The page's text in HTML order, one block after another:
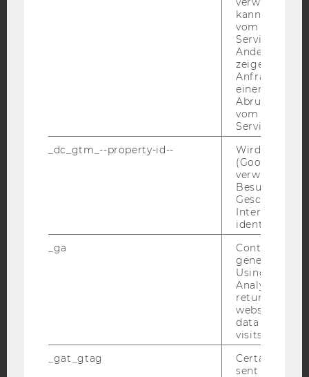
Blog
Bluesky
BARRIEREFREIHEITSERKLÄRUNG WEBSEITE
DATENSCHUTZERKLÄRUNG SOCIAL MEDIA
STUDIENBEWERBER*INNEN UND STUDIERENDE
Barrierefreiheitserklärung
kann, um
vom AMP-
Service
Andere
zeigen Opt-
Anfrage im
einen Fehler
Abrufen
vom AMP
Service an.
_dc_gtm_--property-id--
Wird von
(Google Tag
verwendet,
Besucher
Geschlecht
Interessen zu
identifizieren.
_ga
Contains a
generated
Using this
Analytics can
returning
website and
data from
visits.
_gat_gtag
Certain data
sent to